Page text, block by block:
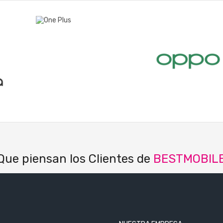
piensan los Clientes de